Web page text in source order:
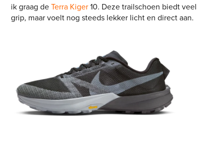
ik graag de Terra Kiger10. Deze trailschoen biedt veel
grip, maar voelt nog steeds lekker licht en direct aan.